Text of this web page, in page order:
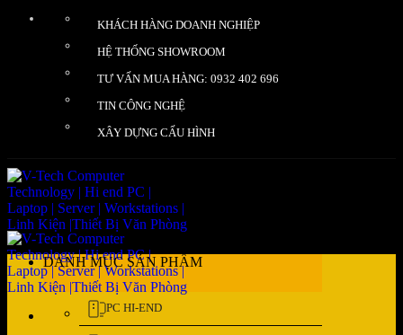
KHÁCH HÀNG DOANH NGHIỆP
HỆ THỐNG SHOWROOM
TƯ VẤN MUA HÀNG: 0932 402 696
TIN CÔNG NGHỆ
XÂY DỰNG CẤU HÌNH
DANH MỤC SẢN PHẨM
PC HI-END